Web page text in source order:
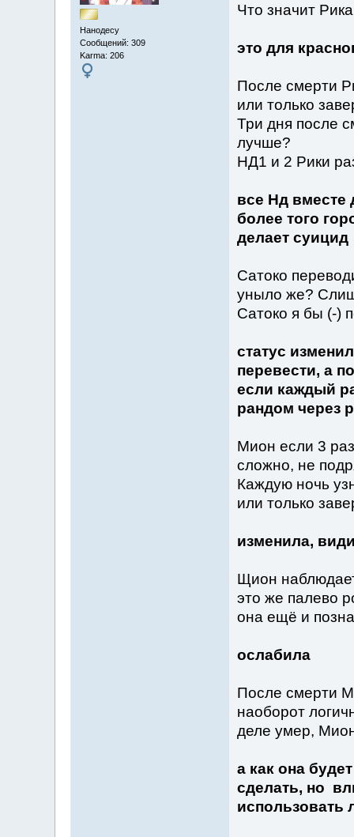
Нанодесу
Сообщений: 309
Karma: 206
Что значит
это для
После смерти
или только
Три дня после
лучше?
НД1 и 2 Рики
все Нд вместе
более того
делает суицид
Сатоко
уныло же?
Сатоко я бы (-)
статус
перевести, а
если каждый
рандом через
Мион если 3
сложно, не
Каждую ночь
или только
изменила,
Щион
это же палево
она ещё и
ослабила
После смерти
наоборот
деле умер,
а как она
сделать, но
использовать